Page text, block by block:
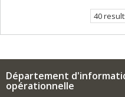
40
Département
opérationnelle